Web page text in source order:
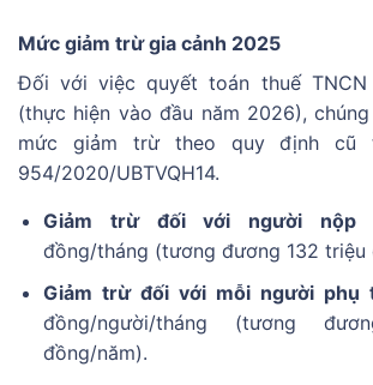
Mức giảm trừ gia cảnh 2025
Đối với việc quyết toán thuế
(thực hiện vào đầu năm 2026),
mức giảm trừ theo quy định cũ
954/2020/UBTVQH14.
Giảm trừ đối với người nộp
đồng/tháng (tương đương 132 triệu
Giảm trừ đối với mỗi người phụ
đồng/người/tháng (tương
đồng/năm).